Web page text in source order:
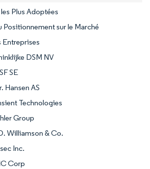
Plus Adoptées
Positionnement sur le Marché
Entreprises
DSM NV
SE
Hansen AS
Technologies
Group
Williamson & Co.
Inc.
Corp